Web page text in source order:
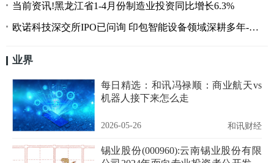
当前资讯!黑龙江省1-4月份制造业投资同比增长6.3%
欧诺科技深交所IPO已问询 印包智能设备领域深耕多年-新视野
业界
每日精选：和讯冯禄顺：商业航天vs
机器人接下来怎么走
2026-05-26 和讯财经
锡业股份(000960):云南锡业股份有限